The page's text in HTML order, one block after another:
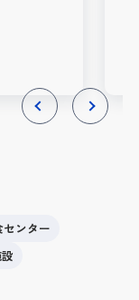
センター